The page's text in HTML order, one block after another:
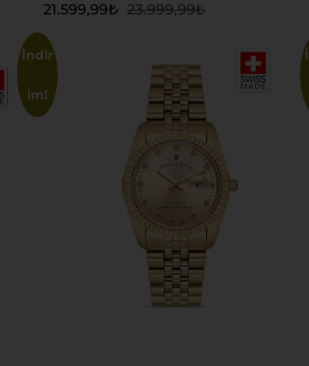
23.999,99₺
21.599,99₺
İndir
im!